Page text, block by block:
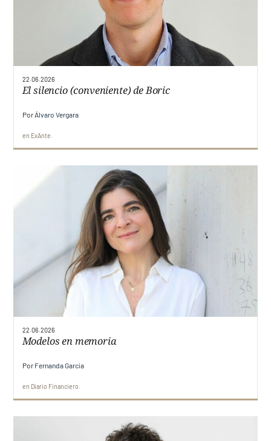
Ediciones
Faro UDD
Contacto
22.06.2026
El silencio (conveniente) de Boric
Por Álvaro Vergara
en ExAnte
22.06.2026
Modelos en memoria
Por Fernanda García
en Diario Financiero